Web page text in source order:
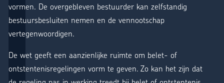
vormen. De overgebleven bestuurder kan zelfstandig
bestuursbesluiten nemen en de vennootschap
vertegenwoordigen.
De wet geeft een aanzienlijke ruimte om belet- of
ontstentenisregelingen vorm te geven. Zo kan het zijn dat